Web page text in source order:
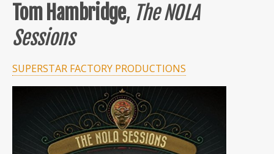
Tom Hambridge, The NOLA
Sessions
SUPERSTAR FACTORY PRODUCTIONS